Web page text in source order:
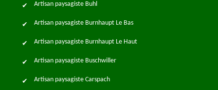
Artisan paysagiste Buhl
Artisan paysagiste Burnhaupt Le Bas
Artisan paysagiste Burnhaupt Le Haut
Artisan paysagiste Buschwiller
Artisan paysagiste Carspach